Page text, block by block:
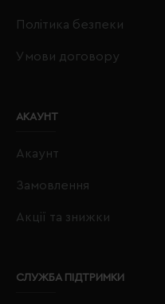
Політика безпеки
Умови договору
АКАУНТ
Акаунт
Замовлення
Акції та знижки
СЛУЖБА ПІДТРИМКИ